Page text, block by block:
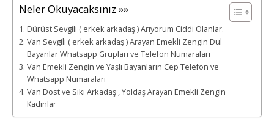
Neler Okuyacaksınız »»
Dürüst Sevgili ( erkek arkadaş ) Arıyorum Ciddi Olanlar.
Van Sevgili ( erkek arkadaş ) Arayan Emekli Zengin Dul
Bayanlar Whatsapp Grupları ve Telefon Numaraları
Van Emekli Zengin ve Yaşlı Bayanların Cep Telefon ve
Whatsapp Numaraları
Van Dost ve Sıkı Arkadaş , Yoldaş Arayan Emekli Zengin
Kadınlar